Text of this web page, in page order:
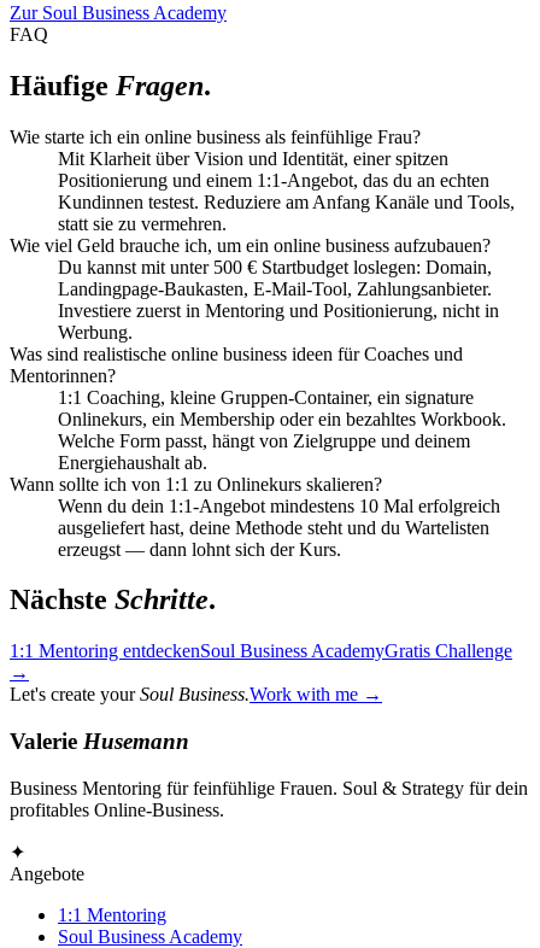
Zur Soul Business Academy
FAQ
Häufige Fragen.
Wie starte ich ein online business als feinfühlige Frau?
Mit Klarheit über Vision und Identität, einer spitzen
Positionierung und einem 1:1-Angebot, das du an echten
Kundinnen testest. Reduziere am Anfang Kanäle und Tools,
statt sie zu vermehren.
Wie viel Geld brauche ich, um ein online business aufzubauen?
Du kannst mit unter 500 € Startbudget loslegen: Domain,
Landingpage-Baukasten, E-Mail-Tool, Zahlungsanbieter.
Investiere zuerst in Mentoring und Positionierung, nicht in
Werbung.
Was sind realistische online business ideen für Coaches und
Mentorinnen?
1:1 Coaching, kleine Gruppen-Container, ein signature
Onlinekurs, ein Membership oder ein bezahltes Workbook.
Welche Form passt, hängt von Zielgruppe und deinem
Energiehaushalt ab.
Wann sollte ich von 1:1 zu Onlinekurs skalieren?
Wenn du dein 1:1-Angebot mindestens 10 Mal erfolgreich
ausgeliefert hast, deine Methode steht und du Wartelisten
erzeugst — dann lohnt sich der Kurs.
Nächste Schritte.
1:1 Mentoring entdeckenSoul Business AcademyGratis Challenge
→
Let's create yourSoul Business.Work with me →
Valerie Husemann
Business Mentoring für feinfühlige Frauen. Soul & Strategy für dein
profitables Online-Business.
✦
Angebote
1:1 Mentoring
Soul Business Academy